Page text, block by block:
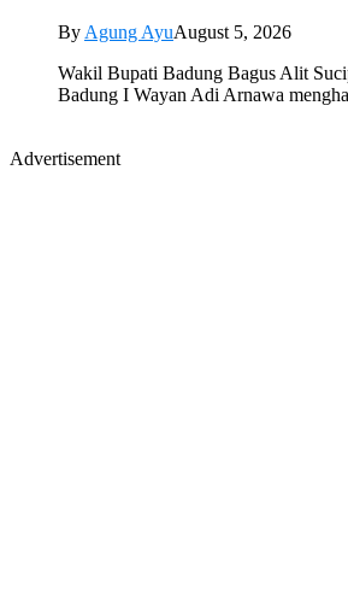
By Agung AyuAugust 5, 2026
Wakil Bupati Badung Bagus Alit
Badung I Wayan Adi Arnawa
Advertisement